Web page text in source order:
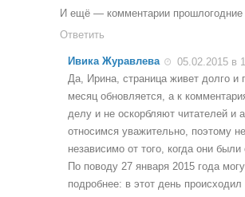
И ещё — комментарии прошлогодние
Ответить
Ивика Журавлева
05.02.2015 в
Да, Ирина, страница живет долго и
месяц обновляется, а к
делу и не оскорбляют читателей и
относимся уважительно, поэтому
независимо от того, когда они были
По поводу 27 января 2015 года
подробнее: в этот день